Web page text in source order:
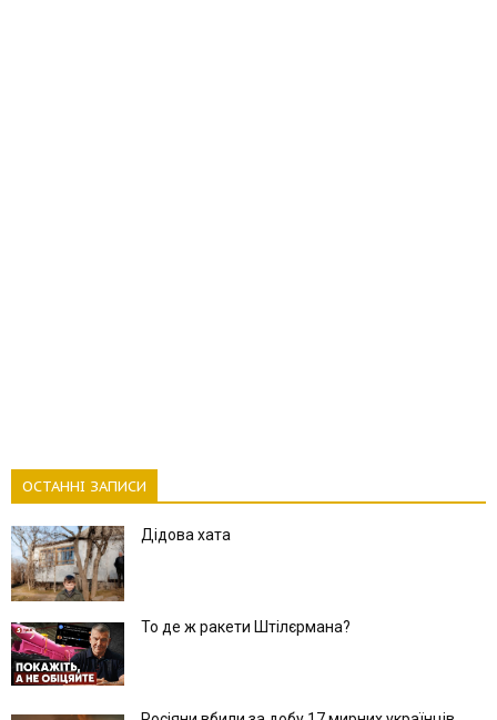
ОСТАННІ ЗАПИСИ
Дідова хата
То де ж ракети Штілєрмана?